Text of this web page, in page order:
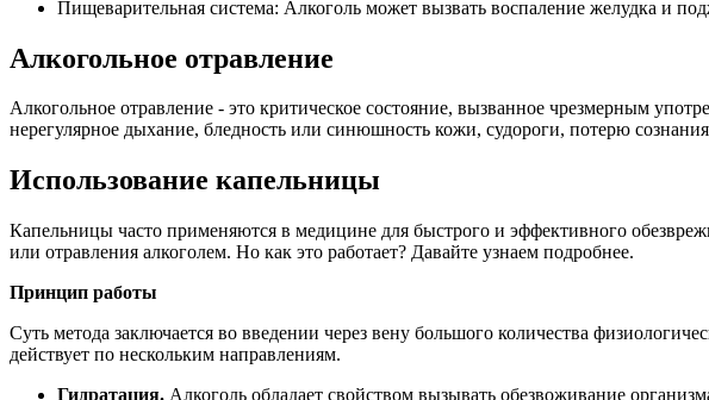
Пищеварительная система: Алкоголь может вызвать воспаление желудка и
Алкогольное отравление
Алкогольное отравление - это критическое состояние, вызванное чрезмерным
нерегулярное дыхание, бледность или синюшность кожи, судороги, потерю
Использование капельницы
Капельницы часто применяются в медицине для быстрого и эффективного
или отравления алкоголем. Но как это работает? Давайте узнаем подробнее.
Принцип работы
Суть метода заключается во введении через вену большого количества
действует по нескольким направлениям.
Гидратация. Алкоголь обладает свойством вызывать обезвоживание